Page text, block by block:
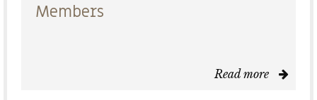
Members
Read more